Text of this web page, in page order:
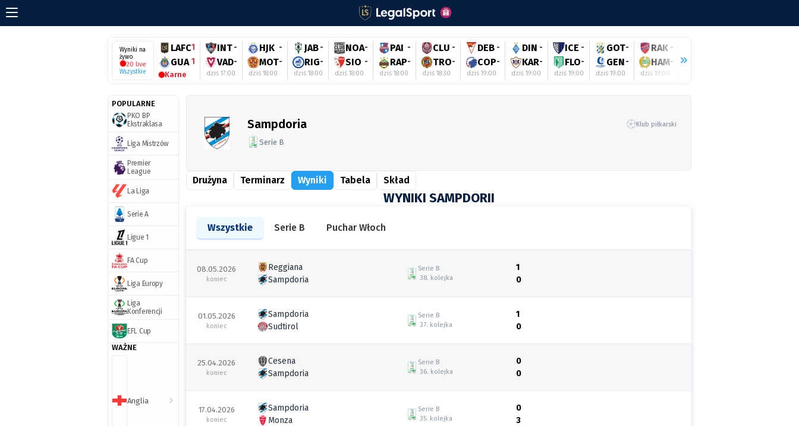
Wyniki na
żywo
20 live
Wszystkie
LAFC1
GUA 1
Karne
INT-
VAD-
dziś 17:00
HJK -
MOT-
dziś 18:00
JAB-
RIG-
dziś 18:00
NOA-
SIO -
dziś 18:00
PAI -
RAP-
dziś 18:00
CLU -
TRO-
dziś 18:30
DEB -
COP-
dziś 19:00
DIN -
KAR-
dziś 19:00
ICE -
FLO-
dziś 19:00
GOT-
GEN-
dziś 19:00
RAK -
HAM-
dziś 19:00
POPULARNE
PKO BP
Ekstraklasa
Liga Mistrzów
Premier
League
La Liga
Serie A
Ligue 1
FA Cup
Liga Europy
Liga
Konferencji
EFL Cup
WAŻNE
Anglia
Sampdoria Klub piłkarski
Serie B
Drużyna Terminarz Wyniki Tabela Skład
WYNIKI SAMPDORII
Wszystkie Serie B Puchar Włoch
08.05.2026
koniec
Reggiana
Sampdoria
Serie B
38. kolejka
1
0
01.05.2026
koniec
Sampdoria
Sudtirol
Serie B
37. kolejka
1
0
25.04.2026
koniec
Cesena
Sampdoria
Serie B
36. kolejka
0
0
17.04.2026
koniec
Sampdoria
Monza
Serie B
35. kolejka
0
3